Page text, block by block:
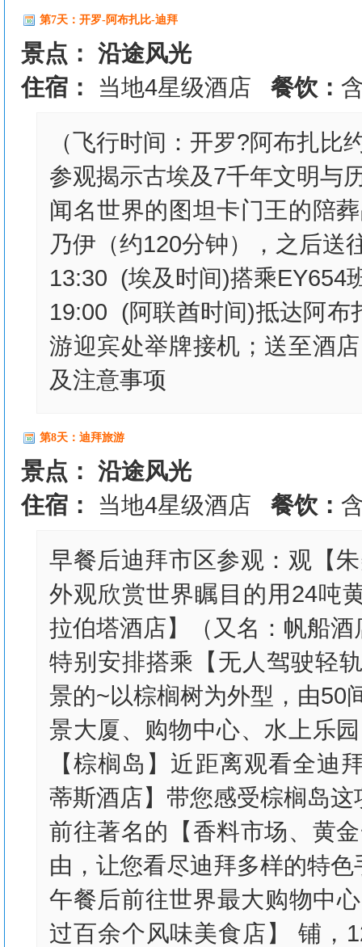
第7天：开罗-阿布扎比-迪拜
景点： 沿途风光
住宿： 当地4星级酒店 餐饮：
（飞行时间：开罗?阿布扎比
参观揭示古埃及7千年文明与
闻名世界的图坦卡门王的陪
乃伊（约120分钟），之后送
13:30 (埃及时间)搭乘EY654
19:00 (阿联酋时间)抵达阿布
游迎宾处举牌接机；送至酒
及注意事项
第8天：迪拜旅游
景点： 沿途风光
住宿： 当地4星级酒店 餐饮：
早餐后迪拜市区参观：观【
外观欣赏世界瞩目的用24吨
拉伯塔酒店】（又名：帆船酒
特别安排搭乘【无人驾驶轻
景的~以棕榈树为外型，由50
景大厦、购物中心、水上乐
【棕榈岛】近距离观看全迪
蒂斯酒店】带您感受棕榈岛
前往著名的【香料市场、黄
由，让您看尽迪拜多样的特色
午餐后前往世界最大购物中
过百余个风味美食店】 铺，